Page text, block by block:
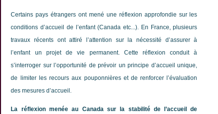
Certains pays étrangers ont mené une réflexion approfondie sur les
conditions d’accueil de l’enfant (Canada etc...). En France, plusieurs
travaux récents ont attiré l’attention sur la nécessité d’assurer à
l’enfant un projet de vie permanent. Cette réflexion conduit à
s’interroger sur l’opportunité de prévoir un principe d’accueil unique,
de limiter les recours aux pouponnières et de renforcer l’évaluation
des mesures d’accueil.
La réflexion menée au Canada sur la stabilité de l’accueil de